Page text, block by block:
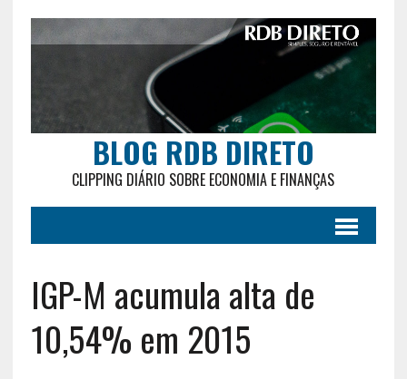
BLOG RDB DIRETO
CLIPPING DIÁRIO SOBRE ECONOMIA E FINANÇAS
IGP-M acumula alta de
10,54% em 2015